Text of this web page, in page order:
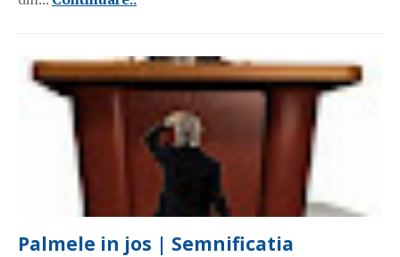
Palmele in jos | Semnificatia